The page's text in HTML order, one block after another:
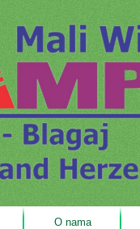
O nama